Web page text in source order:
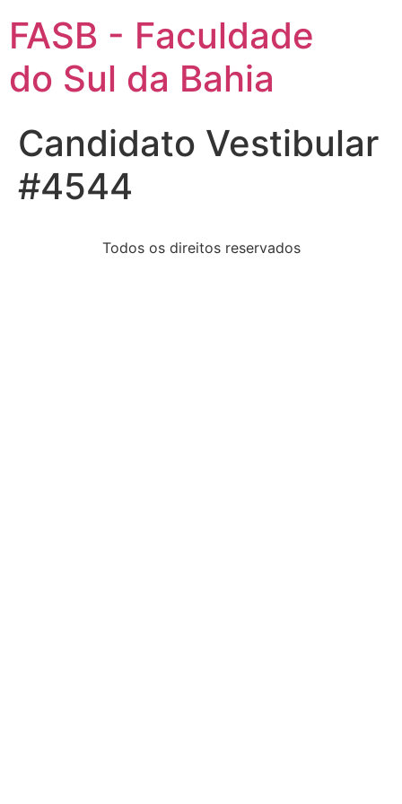
FASB - Faculdade
do Sul da Bahia
Candidato Vestibular
#4544
Todos os direitos reservados